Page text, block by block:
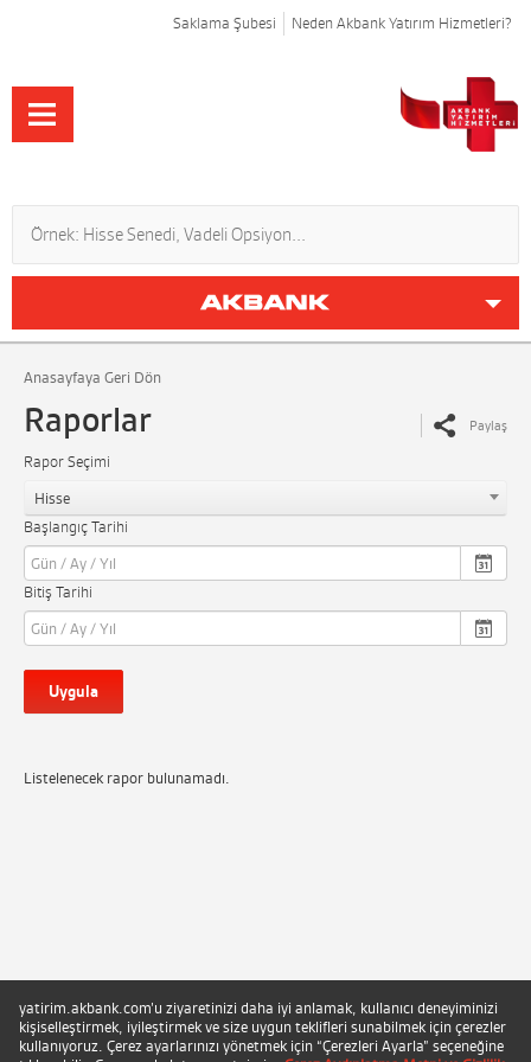
Saklama Şubesi Neden Akbank Yatırım Hizmetleri?
Anasayfaya Geri Dön
Raporlar Paylaş
Rapor Seçimi
Hisse
Başlangıç Tarihi
Bitiş Tarihi
Uygula
Listelenecek rapor bulunamadı.